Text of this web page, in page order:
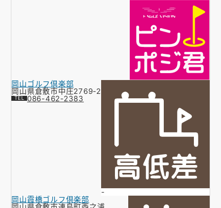
岡山ゴルフ倶楽部
岡山県倉敷市中庄2769-2
086-462-2383
-
岡山霞橋ゴルフ倶楽部